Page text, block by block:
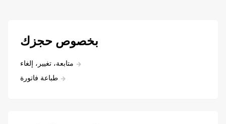
بخصوص حجزك
متابعة، تغيير، إلغاء
طباعة فاتورة